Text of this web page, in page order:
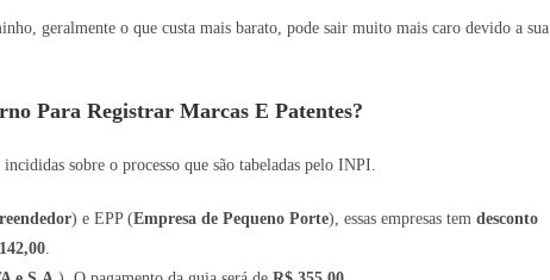
geralmente o que custa mais barato, pode sair muito mais caro devido a sua
Para Registrar Marcas E Patentes?
sobre o processo que são tabeladas pelo INPI.
) e EPP (Empresa de Pequeno Porte), essas empresas tem desconto